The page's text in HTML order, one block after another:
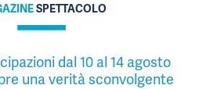
SPETTACOLO
dal 10 al 14 agosto
una verità sconvolgente